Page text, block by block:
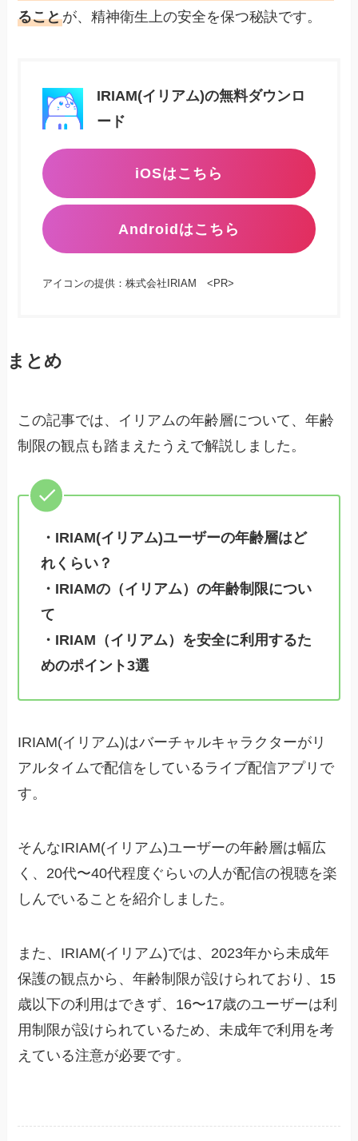
ることが、精神衛生上の安全を保つ秘訣です。
IRIAM(イリアム)の無料ダウンロ
ード
iOSはこちら
Androidはこちら
アイコンの提供：株式会社IRIAM <PR>
まとめ
この記事では、イリアムの年齢層について、年齢
制限の観点も踏まえたうえで解説しました。
・IRIAM(イリアム)ユーザーの年齢層はど
れくらい？
・IRIAMの（イリアム）の年齢制限につい
て
・IRIAM（イリアム）を安全に利用するた
めのポイント3選
IRIAM(イリアム)はバーチャルキャラクターがリ
アルタイムで配信をしているライブ配信アプリで
す。
そんなIRIAM(イリアム)ユーザーの年齢層は幅広
く、20代〜40代程度ぐらいの人が配信の視聴を楽
しんでいることを紹介しました。
また、IRIAM(イリアム)では、2023年から未成年
保護の観点から、年齢制限が設けられており、15
歳以下の利用はできず、16〜17歳のユーザーは利
用制限が設けられているため、未成年で利用を考
えている注意が必要です。